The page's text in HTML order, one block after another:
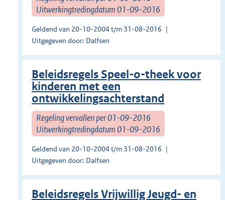
Uitwerkingtredingdatum 01-09-2016
Geldend van 20-10-2004 t/m 31-08-2016
Uitgegeven door: Dalfsen
Beleidsregels Speel-o-theek voor
kinderen met een
ontwikkelingsachterstand
Regeling vervallen per 01-09-2016
Uitwerkingtredingdatum 01-09-2016
Geldend van 20-10-2004 t/m 31-08-2016
Uitgegeven door: Dalfsen
Beleidsregels Vrijwillig Jeugd- en